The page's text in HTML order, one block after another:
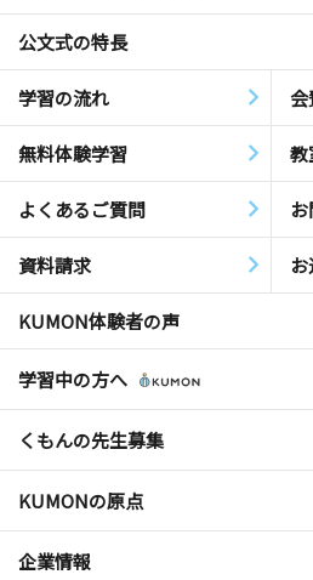
公文式の特長
学習の流れ 会
無料体験学習 教
よくあるご質問
資料請求
KUMON体験者の声
学習中の方へ
くもんの先生募集
KUMONの原点
企業情報